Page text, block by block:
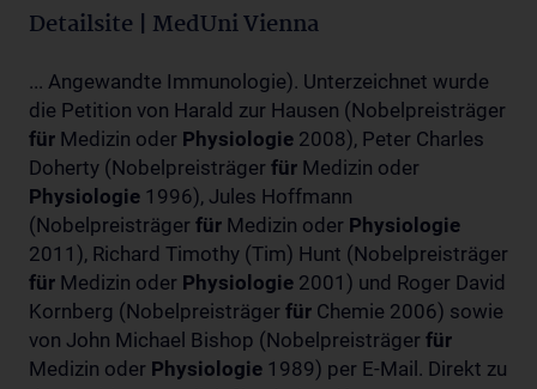
Detailsite | MedUni Vienna
... Angewandte Immunologie). Unterzeichnet wurde
die Petition von Harald zur Hausen (Nobelpreisträger
für Medizin oder Physiologie 2008), Peter Charles
Doherty (Nobelpreisträger für Medizin oder
Physiologie 1996), Jules Hoffmann
(Nobelpreisträger für Medizin oder Physiologie
2011), Richard Timothy (Tim) Hunt (Nobelpreisträger
für Medizin oder Physiologie 2001) und Roger David
Kornberg (Nobelpreisträger für Chemie 2006) sowie
von John Michael Bishop (Nobelpreisträger für
Medizin oder Physiologie 1989) per E-Mail. Direkt zu